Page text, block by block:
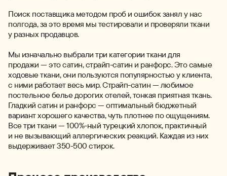
Поиск поставщика методом проб и ошибок занял у нас
полгода, за это время мы тестировали и проверяли ткани
у разных продавцов.
Мы изначально выбрали три категории ткани для
продажи — это сатин, страйп-сатин и ранфорс. Это самые
ходовые ткани, они пользуются популярностью у клиента,
с ними работает весь мир. Страйп-сатин — любимое
постельное белье дорогих отелей, тонкая приятная ткань.
Гладкий сатин и ранфорс — оптимальный бюджетный
вариант хорошего качества, чуть плотнее по ощущениям.
Все три ткани — 100%-ный турецкий хлопок, практичный
и не вызывающий аллергических реакций. Каждая из них
выдерживает 350-500 стирок.